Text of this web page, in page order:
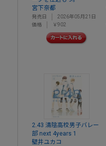
宮下奈都
発売日
2026年05月21日
価格
￥902
2.43 清陰高校男子バレー
部 next 4years 1
壁井ユカコ